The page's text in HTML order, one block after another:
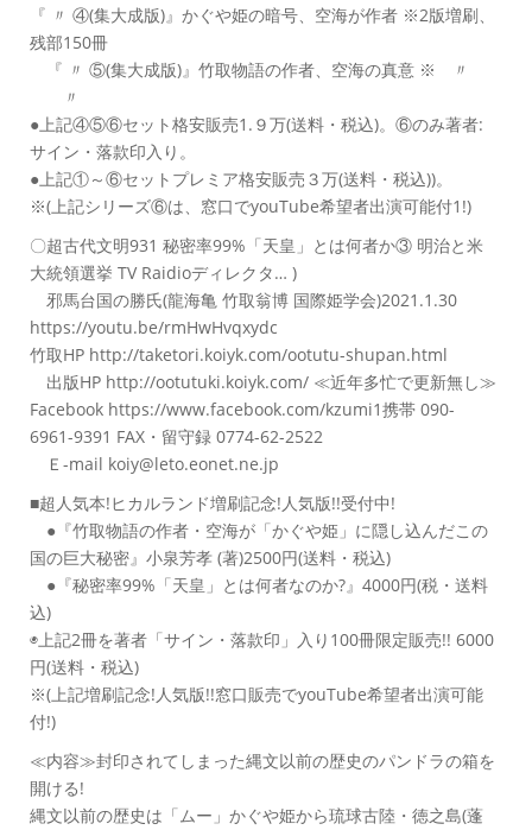
『 〃 ④(集大成版)』かぐや姫の暗号、空海が作者 ※2版増刷、
残部150冊
『 〃 ⑤(集大成版)』竹取物語の作者、空海の真意 ※ 〃
〃
●上記④⑤⑥セット格安販売1.９万(送料・税込)。⑥のみ著者:
サイン・落款印入り。
●上記①～⑥セットプレミア格安販売３万(送料・税込))。
※(上記シリーズ⑥は、窓口でyouTube希望者出演可能付1!)
〇超古代文明931 秘密率99%「天皇」とは何者か③ 明治と米
大統領選挙 TV Raidioディレクタ… )
邪馬台国の勝氏(龍海亀 竹取翁博 国際姫学会)2021.1.30
https://youtu.be/rmHwHvqxydc
竹取HP http://taketori.koiyk.com/ootutu-shupan.html
出版HP http://ootutuki.koiyk.com/ ≪近年多忙で更新無し≫
Facebook https://www.facebook.com/kzumi1携帯 090-
6961-9391 FAX・留守録 0774-62-2522
Ｅ-mail koiy@leto.eonet.ne.jp
■超人気本!ヒカルランド増刷記念!人気版!!受付中!
●『竹取物語の作者・空海が「かぐや姫」に隠し込んだこの
国の巨大秘密』小泉芳孝 (著)2500円(送料・税込)
●『秘密率99%「天皇」とは何者なのか?』4000円(税・送料
込)
◉上記2冊を著者「サイン・落款印」入り100冊限定販売!! 6000
円(送料・税込)
※(上記増刷記念!人気版!!窓口販売でyouTube希望者出演可能
付!)
≪内容≫封印されてしまった縄文以前の歴史のパンドラの箱を
開ける!
縄文以前の歴史は「ムー」かぐや姫から琉球古陸・徳之島(蓬